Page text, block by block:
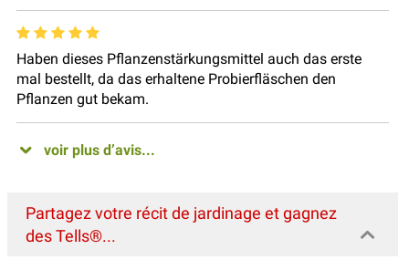
Haben dieses Pflanzenstärkungsmittel auch das erste
mal bestellt, da das erhaltene Probierfläschen den
Pflanzen gut bekam.
voir plus d’avis...
Partagez votre récit de jardinage et gagnez
des Tells®...